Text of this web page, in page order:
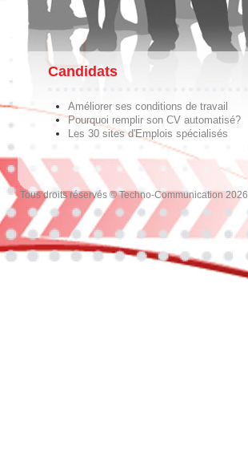
Candidats
Améliorer ses conditions de travail
Pourquoi remplir son CV automatisé?
Les 30 sites d'Emplois spécialisés
Tous droits réservés © Techno-Communication 2026